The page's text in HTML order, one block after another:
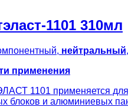
1101 310мл
нейтральный
применения
1101 применяется для
блоков и алюминиевых